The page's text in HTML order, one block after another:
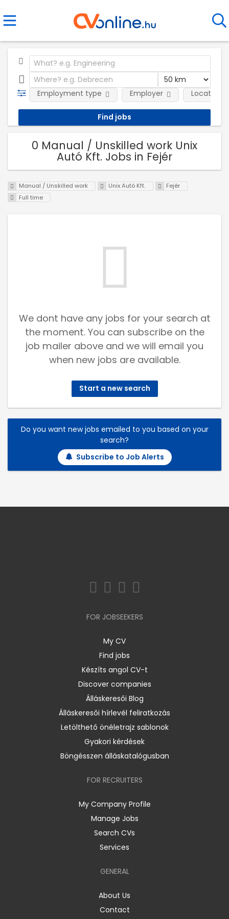
Employment type Employer Location
0 Manual / Unskilled work Unix
Autó Kft. Jobs in Fejér
Manual / Unskilled work Unix Autó Kft.
Fejér
Full time
We dont have any jobs for your search at
the moment. You can subscribe on the
job mailer above and we will email you
when new jobs are available.
Start a new search
Do you want new jobs emailed to you based on your
search?
Subscribe to Job Alerts
FOR JOBSEEKERS
My CV
Find jobs
Készíts angol CV-t
Discover companies
Álláskeresői Blog
Álláskeresői hírlevél feliratkozás
Letölthető önéletrajz sablonok
Gyakori kérdések
Böngésszen álláskatalógusban
FOR RECRUITERS
My Company Profile
Manage Jobs
Search CVs
Services
GENERAL
About Us
Contact